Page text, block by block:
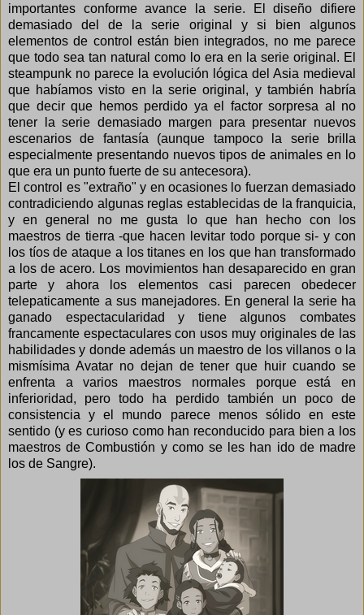
importantes conforme avance la serie. El diseño difiere
demasiado del de la serie original y si bien algunos
elementos de control están bien integrados, no me parece
que todo sea tan natural como lo era en la serie original. El
steampunk no parece la evolución lógica del Asia medieval
que habíamos visto en la serie original, y también habría
que decir que hemos perdido ya el factor sorpresa al no
tener la serie demasiado margen para presentar nuevos
escenarios de fantasía (aunque tampoco la serie brilla
especialmente presentando nuevos tipos de animales en lo
que era un punto fuerte de su antecesora).
El control es "extraño" y en ocasiones lo fuerzan demasiado
contradiciendo algunas reglas establecidas de la franquicia,
y en general no me gusta lo que han hecho con los
maestros de tierra -que hacen levitar todo porque si- y con
los tíos de ataque a los titanes en los que han transformado
a los de acero. Los movimientos han desaparecido en gran
parte y ahora los elementos casi parecen obedecer
telepaticamente a sus manejadores. En general la serie ha
ganado espectacularidad y tiene algunos combates
francamente espectaculares con usos muy originales de las
habilidades y donde además un maestro de los villanos o la
mismísima Avatar no dejan de tener que huir cuando se
enfrenta a varios maestros normales porque está en
inferioridad, pero todo ha perdido también un poco de
consistencia y el mundo parece menos sólido en este
sentido (y es curioso como han reconducido para bien a los
maestros de Combustión y como se les han ido de madre
los de Sangre).